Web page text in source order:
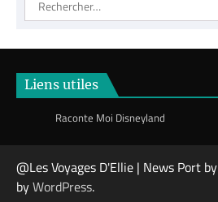
Liens utiles
Raconte Moi Disneyland
@Les Voyages D'Ellie | News Port by
byWordPress.